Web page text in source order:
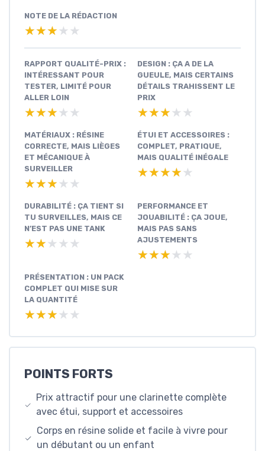
NOTE DE LA RÉDACTION
★★★★★
★★★★★
RAPPORT QUALITÉ-PRIX :
INTÉRESSANT POUR
TESTER, LIMITÉ POUR
ALLER LOIN
★★★★★
★★★★★
DESIGN : ÇA A DE LA
GUEULE, MAIS CERTAINS
DÉTAILS TRAHISSENT LE
PRIX
★★★★★
★★★★★
MATÉRIAUX : RÉSINE
CORRECTE, MAIS LIÈGES
ET MÉCANIQUE À
SURVEILLER
★★★★★
★★★★★
ÉTUI ET ACCESSOIRES :
COMPLET, PRATIQUE,
MAIS QUALITÉ INÉGALE
★★★★★
★★★★★
DURABILITÉ : ÇA TIENT SI
TU SURVEILLES, MAIS CE
N’EST PAS UNE TANK
★★★★★
★★★★★
PERFORMANCE ET
JOUABILITÉ : ÇA JOUE,
MAIS PAS SANS
AJUSTEMENTS
★★★★★
★★★★★
PRÉSENTATION : UN PACK
COMPLET QUI MISE SUR
LA QUANTITÉ
★★★★★
★★★★★
POINTS FORTS
Prix attractif pour une clarinette complète
avec étui, support et accessoires
Corps en résine solide et facile à vivre pour
un débutant ou un enfant